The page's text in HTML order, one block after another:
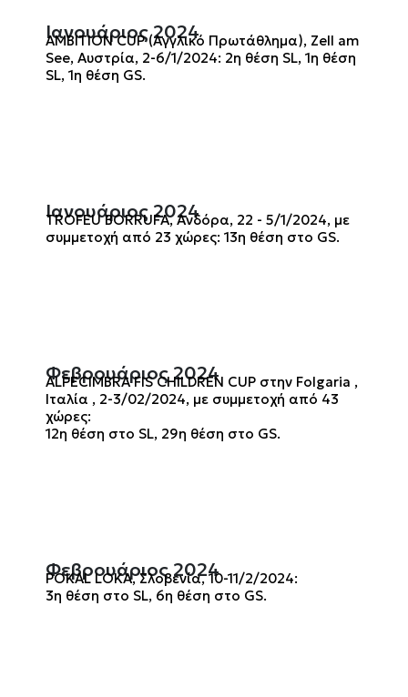
Ιανουάριος 2024
AMBITION CUP (Αγγλικό Πρωτάθλημα), Zell am
See, Αυστρία, 2-6/1/2024: 2η θέση SL, 1η θέση
SL, 1η θέση GS.
Ιανουάριος 2024
TROFEU BORRUFA, Ανδόρα, 22 - 5/1/2024, με
συμμετοχή από 23 χώρες: 13η θέση στο GS.
Φεβρουάριος 2024
ALPECIMBRA FIS CHILDREN CUP στην Folgaria ,
Ιταλία , 2-3/02/2024, με συμμετοχή από 43
χώρες:
12η θέση στο SL, 29η θέση στο GS.
Φεβρουάριος 2024
POKAL LOKA, Σλοβενία, 10-11/2/2024:
3η θέση στο SL, 6η θέση στο GS.